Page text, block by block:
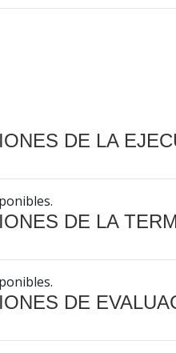
DE LA
DE LA
DE